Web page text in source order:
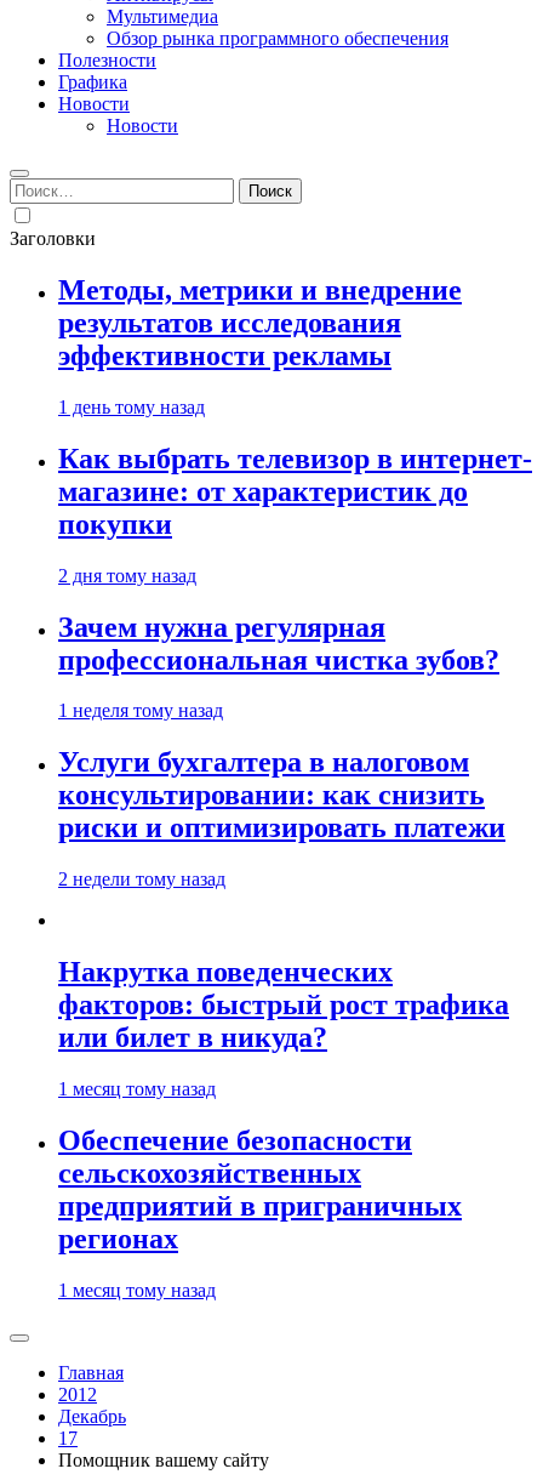
Мультимедиа
Обзор рынка программного обеспечения
Полезности
Графика
Новости
Новости
Найти:
Заголовки
Методы, метрики и внедрение
результатов исследования
эффективности рекламы
1 день тому назад
Как выбрать телевизор в интернет-
магазине: от характеристик до
покупки
2 дня тому назад
Зачем нужна регулярная
профессиональная чистка зубов?
1 неделя тому назад
Услуги бухгалтера в налоговом
консультировании: как снизить
риски и оптимизировать платежи
2 недели тому назад
Накрутка поведенческих
факторов: быстрый рост трафика
или билет в никуда?
1 месяц тому назад
Обеспечение безопасности
сельскохозяйственных
предприятий в приграничных
регионах
1 месяц тому назад
Главная
2012
Декабрь
17
Помощник вашему сайту